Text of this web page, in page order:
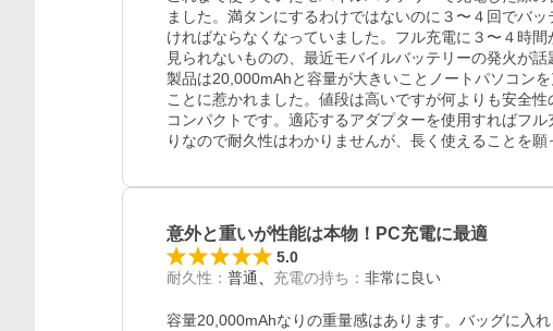
ました。満タンにするわけではないのに３〜４回でバ
ければならなくなっていました。フル充電に３〜４時
見られないものの、最近モバイルバッテリーの発火が
製品は20,000mAhと容量が大きいことノートパソコン
ことに惹かれました。値段は高いですが何よりも安全
コンパクトです。適応するアダプターを使用すればフ
りなので耐久性はわかりませんが、長く使えることを願
意外と重いが性能は本物！PC充電に最適
5.0
耐久性 ： 普通 充電の持ち ： 非常に良い
容量20,000mAhなりの重量感はあります。バッグに入